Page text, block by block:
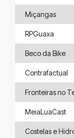
Miçangas
RPGuaxa
Beco da Bike
Contrafactual
Fronteiras no
MeiaLuaCast
Costelas e